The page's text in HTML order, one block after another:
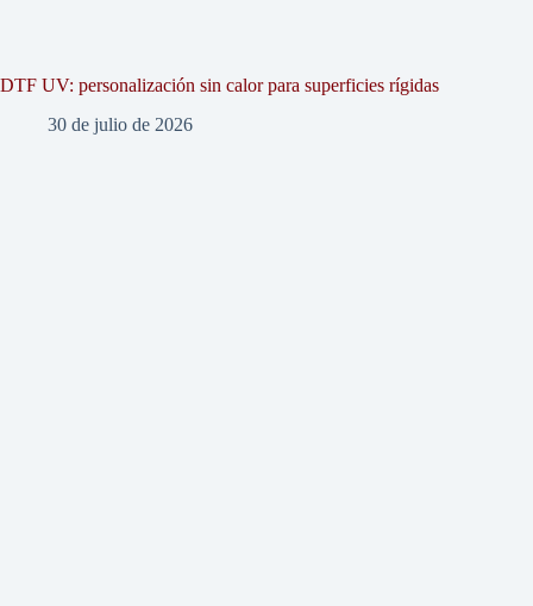
DTF UV: personalización sin calor para superficies rígidas
30 de julio de 2026